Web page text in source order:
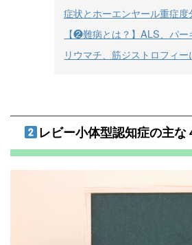
症状とホーエンヤール重症
【❷難病とは？】ALS、パ
リウマチ、筋ジストロフィ
レビー小体型認知症の主な